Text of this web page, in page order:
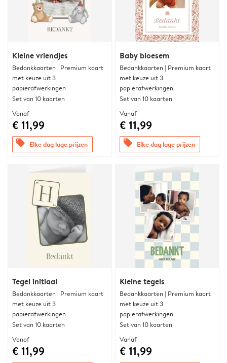
Kleine vriendjes
Bedankkaarten | Premium kaart
met keuze uit 3
papierafwerkingen
Set van 10 kaarten
Vanaf
€ 11,99
offers Elke dag lage prijzen
Baby bloesem
Bedankkaarten | Premium kaart
met keuze uit 3
papierafwerkingen
Set van 10 kaarten
Vanaf
€ 11,99
offers Elke dag lage prijzen
Tegel initiaal
Bedankkaarten | Premium kaart
met keuze uit 3
papierafwerkingen
Set van 10 kaarten
Vanaf
€ 11,99
Kleine tegels
Bedankkaarten | Premium kaart
met keuze uit 3
papierafwerkingen
Set van 10 kaarten
Vanaf
€ 11,99